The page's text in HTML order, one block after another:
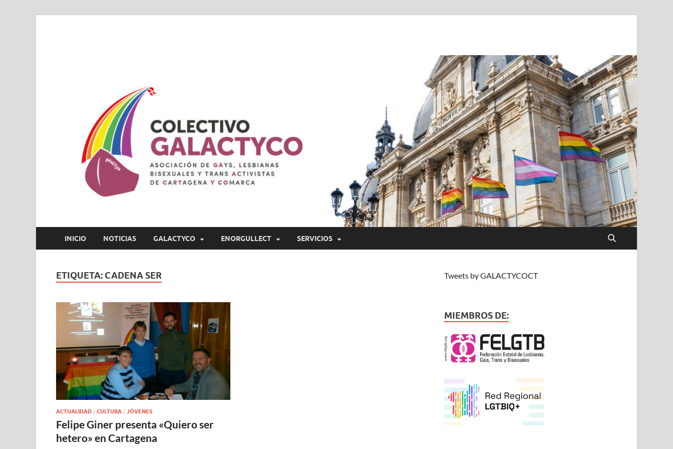
INICIO NOTICIAS GALACTYCO ENORGULLECT SERVICIOS
ETIQUETA: CADENA SER
ACTUALIDAD / CULTURA / JÓVENES
Felipe Giner presenta «Quiero ser
hetero» en Cartagena
Tweets by GALACTYCOCT
MIEMBROS DE: